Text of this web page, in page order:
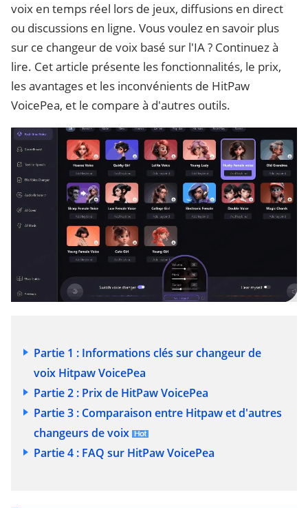
voix en temps réel lors de jeux, diffusions en direct
ou discussions en ligne. Vous voulez en savoir plus
sur ce changeur de voix basé sur l'IA ? Continuez à
lire. Cet article présente les fonctionnalités, le prix,
les avantages et les inconvénients de HitPaw
VoicePea, et le compare à d'autres outils.
Partie 1 : Informations clés sur changeur de
voix Hitpaw VoicePea
Partie 2 : Prix de HitPaw VoicePea
Partie 3 : Comparaison entre Hitpaw et d'autres
changeurs de voix
Partie 4 : FAQ sur HitPaw VoicePea